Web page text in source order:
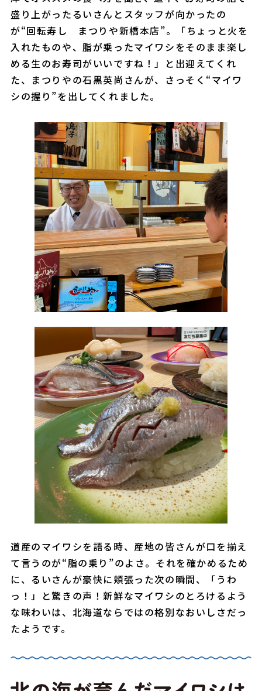
盛り上がったるいさんとスタッフが向かったの
が“回転寿し まつりや新橋本店”。「ちょっと火を
入れたものや、脂が乗ったマイワシをそのまま楽し
める生のお寿司がいいですね！」と出迎えてくれ
た、まつりやの石黒英尚さんが、さっそく“マイワ
シの握り”を出してくれました。
道産のマイワシを語る時、産地の皆さんが口を揃え
て言うのが“脂の乗り”のよさ。それを確かめるため
に、るいさんが豪快に頬張った次の瞬間、「うわ
っ！」と驚きの声！新鮮なマイワシのとろけるよう
な味わいは、北海道ならではの格別なおいしさだっ
たようです。